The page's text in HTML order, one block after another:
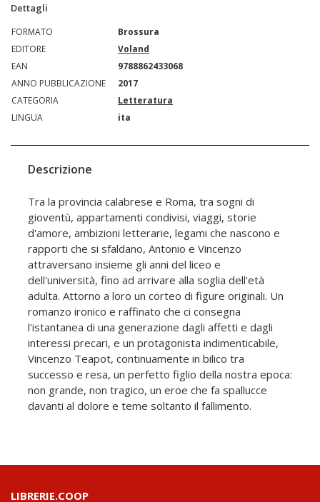
Dettagli
FORMATO
Brossura
EDITORE
Voland
EAN
9788862433068
ANNO PUBBLICAZIONE
2017
CATEGORIA
Letteratura
LINGUA
ita
Descrizione
Tra la provincia calabrese e Roma, tra sogni di
gioventù, appartamenti condivisi, viaggi, storie
d'amore, ambizioni letterarie, legami che nascono e
rapporti che si sfaldano, Antonio e Vincenzo
attraversano insieme gli anni del liceo e
dell'università, fino ad arrivare alla soglia dell'età
adulta. Attorno a loro un corteo di figure originali. Un
romanzo ironico e raffinato che ci consegna
l'istantanea di una generazione dagli affetti e dagli
interessi precari, e un protagonista indimenticabile,
Vincenzo Teapot, continuamente in bilico tra
successo e resa, un perfetto figlio della nostra epoca:
non grande, non tragico, un eroe che fa spallucce
davanti al dolore e teme soltanto il fallimento.
LIBRERIE.COOP